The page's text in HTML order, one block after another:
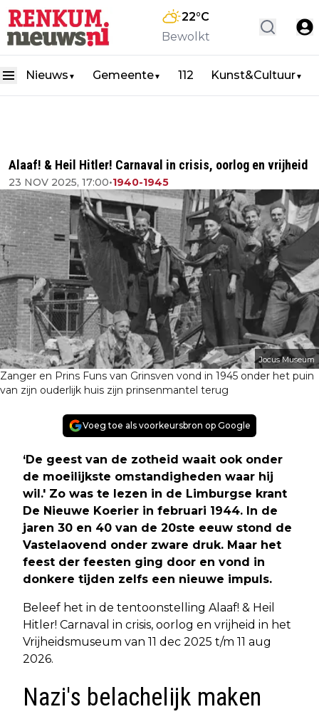
22°C
Bewolkt
Nieuws ▼ Gemeente▼ 112 Kunst&Cultuur▼
Alaaf! & Heil Hitler! Carnaval in crisis, oorlog en vrijheid
23 NOV 2025, 17:00•1940-1945
Jocus Museum
Zanger en Prins Funs van Grinsven vond in 1945 onder het puin
van zijn ouderlijk huis zijn prinsenmantel terug
Voeg toe als voorkeursbron op Google
‘De geest van de zotheid waait ook onder
de moeilijkste omstandigheden waar hij
wil.' Zo was te lezen in de Limburgse krant
De Nieuwe Koerier in februari 1944. In de
jaren 30 en 40 van de 20ste eeuw stond de
Vastelaovend onder zware druk. Maar het
feest der feesten ging door en vond in
donkere tijden zelfs een nieuwe impuls.
Beleef het in de tentoonstelling Alaaf! & Heil
Hitler! Carnaval in crisis, oorlog en vrijheid in het
Vrijheidsmuseum van 11 dec 2025 t/m 11 aug
2026.
Nazi's belachelijk maken